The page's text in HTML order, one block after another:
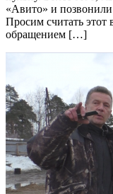
«Авито» и позвонили
Просим считать
обращением […]